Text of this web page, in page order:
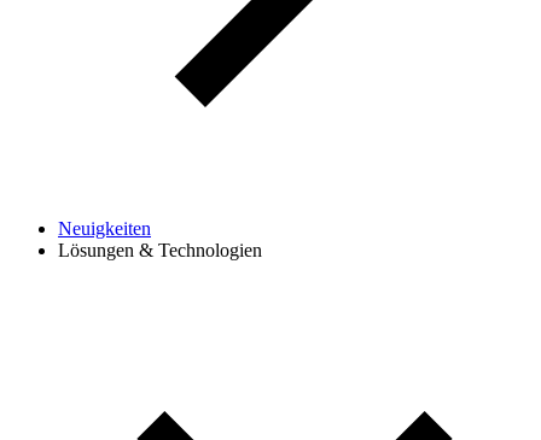
Neuigkeiten
Lösungen & Technologien